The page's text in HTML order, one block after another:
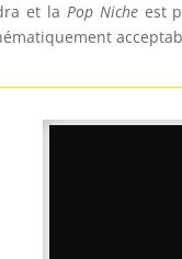
et la Pop Nicheest